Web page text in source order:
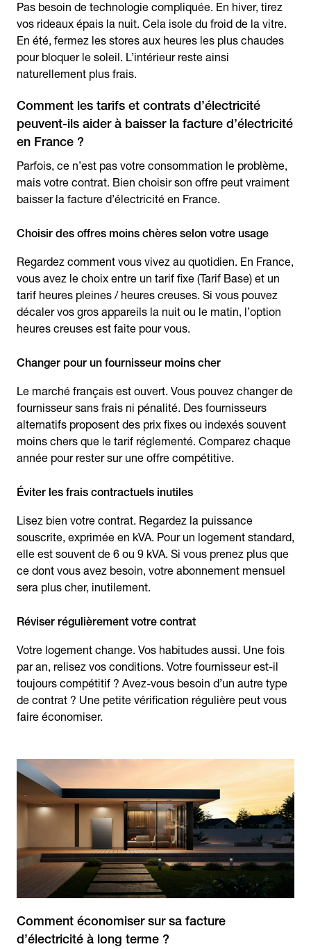
Pas besoin de technologie compliquée. En hiver, tirez
vos rideaux épais la nuit. Cela isole du froid de la vitre.
En été, fermez les stores aux heures les plus chaudes
pour bloquer le soleil. L’intérieur reste ainsi
naturellement plus frais.
Comment les tarifs et contrats d’électricité
peuvent-ils aider à baisser la facture d’électricité
en France ?
Parfois, ce n’est pas votre consommation le problème,
mais votre contrat. Bien choisir son offre peut vraiment
baisser la facture d’électricité en France.
Choisir des offres moins chères selon votre usage
Regardez comment vous vivez au quotidien. En France,
vous avez le choix entre un tarif fixe (Tarif Base) et un
tarif heures pleines / heures creuses. Si vous pouvez
décaler vos gros appareils la nuit ou le matin, l’option
heures creuses est faite pour vous.
Changer pour un fournisseur moins cher
Le marché français est ouvert. Vous pouvez changer de
fournisseur sans frais ni pénalité. Des fournisseurs
alternatifs proposent des prix fixes ou indexés souvent
moins chers que le tarif réglementé. Comparez chaque
année pour rester sur une offre compétitive.
Éviter les frais contractuels inutiles
Lisez bien votre contrat. Regardez la puissance
souscrite, exprimée en kVA. Pour un logement standard,
elle est souvent de 6 ou 9 kVA. Si vous prenez plus que
ce dont vous avez besoin, votre abonnement mensuel
sera plus cher, inutilement.
Réviser régulièrement votre contrat
Votre logement change. Vos habitudes aussi. Une fois
par an, relisez vos conditions. Votre fournisseur est-il
toujours compétitif ? Avez-vous besoin d’un autre type
de contrat ? Une petite vérification régulière peut vous
faire économiser.
Comment économiser sur sa facture
d’électricité à long terme ?